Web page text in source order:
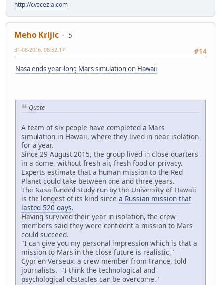
http://cvecezla.com
Meho Krljic
5
#14
31-08-2016, 08:52:17
Nasa ends year-long Mars simulation on Hawaii
Quote
A team of six people have completed a Mars
simulation in Hawaii, where they lived in near isolation
for a year.
Since 29 August 2015, the group lived in close quarters
in a dome, without fresh air, fresh food or privacy.
Experts estimate that a human mission to the Red
Planet could take between one and three years.
The Nasa-funded study run by the University of Hawaii
is the longest of its kind since a Russian mission that
lasted 520 days.
Having survived their year in isolation, the crew
members said they were confident a mission to Mars
could succeed.
"I can give you my personal impression which is that a
mission to Mars in the close future is realistic,"
Cyprien Verseux, a crew member from France, told
journalists. "I think the technological and
psychological obstacles can be overcome."